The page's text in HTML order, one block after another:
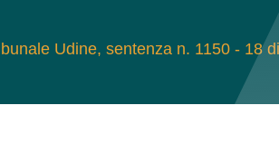
Udine, sentenza n. 1150 - 18